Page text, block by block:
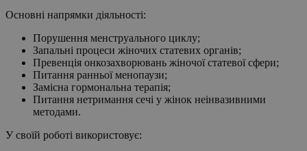
Основні напрямки діяльності:
Порушення менструального циклу;
Запальні процеси жіночих статевих органів;
Превенція онкозахворювань жіночої статевої сфери;
Питання ранньої менопаузи;
Замісна гормональна терапія;
Питання нетримання сечі у жінок неінвазивними
методами.
У своїй роботі використовує: